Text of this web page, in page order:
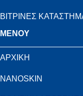
ΒΙΤΡΙΝΕΣ
MENOY
ΑΡΧΙΚΗ
NANOSKIN